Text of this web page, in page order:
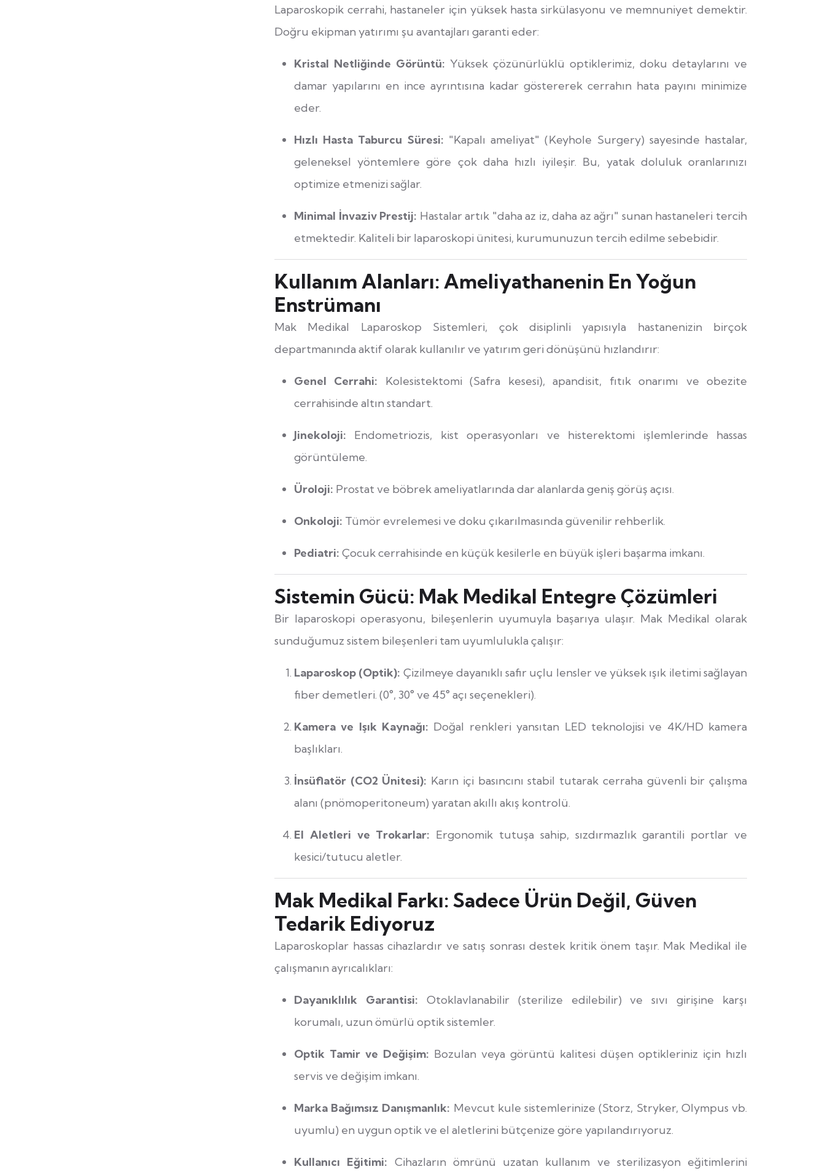
Laparoskopik cerrahi, hastaneler için yüksek hasta sirkülasyonu ve memnuniyet demektir.
Doğru ekipman yatırımı şu avantajları garanti eder:
Kristal Netliğinde Görüntü: Yüksek çözünürlüklü optiklerimiz, doku detaylarını ve
damar yapılarını en ince ayrıntısına kadar göstererek cerrahın hata payını minimize
eder.
Hızlı Hasta Taburcu Süresi: "Kapalı ameliyat" (Keyhole Surgery) sayesinde hastalar,
geleneksel yöntemlere göre çok daha hızlı iyileşir. Bu, yatak doluluk oranlarınızı
optimize etmenizi sağlar.
Minimal İnvaziv Prestij: Hastalar artık "daha az iz, daha az ağrı" sunan hastaneleri tercih
etmektedir. Kaliteli bir laparoskopi ünitesi, kurumunuzun tercih edilme sebebidir.
Kullanım Alanları: Ameliyathanenin En Yoğun
Enstrümanı
Mak Medikal Laparoskop Sistemleri, çok disiplinli yapısıyla hastanenizin birçok
departmanında aktif olarak kullanılır ve yatırım geri dönüşünü hızlandırır:
Genel Cerrahi: Kolesistektomi (Safra kesesi), apandisit, fıtık onarımı ve obezite
cerrahisinde altın standart.
Jinekoloji: Endometriozis, kist operasyonları ve histerektomi işlemlerinde hassas
görüntüleme.
Üroloji: Prostat ve böbrek ameliyatlarında dar alanlarda geniş görüş açısı.
Onkoloji: Tümör evrelemesi ve doku çıkarılmasında güvenilir rehberlik.
Pediatri: Çocuk cerrahisinde en küçük kesilerle en büyük işleri başarma imkanı.
Sistemin Gücü: Mak Medikal Entegre Çözümleri
Bir laparoskopi operasyonu, bileşenlerin uyumuyla başarıya ulaşır. Mak Medikal olarak
sunduğumuz sistem bileşenleri tam uyumlulukla çalışır:
Laparoskop (Optik): Çizilmeye dayanıklı safir uçlu lensler ve yüksek ışık iletimi sağlayan
fiber demetleri. (0°, 30° ve 45° açı seçenekleri).
Kamera ve Işık Kaynağı: Doğal renkleri yansıtan LED teknolojisi ve 4K/HD kamera
başlıkları.
İnsüflatör (CO2 Ünitesi): Karın içi basıncını stabil tutarak cerraha güvenli bir çalışma
alanı (pnömoperitoneum) yaratan akıllı akış kontrolü.
El Aletleri ve Trokarlar: Ergonomik tutuşa sahip, sızdırmazlık garantili portlar ve
kesici/tutucu aletler.
Mak Medikal Farkı: Sadece Ürün Değil, Güven
Tedarik Ediyoruz
Laparoskoplar hassas cihazlardır ve satış sonrası destek kritik önem taşır. Mak Medikal ile
çalışmanın ayrıcalıkları:
Dayanıklılık Garantisi: Otoklavlanabilir (sterilize edilebilir) ve sıvı girişine karşı
korumalı, uzun ömürlü optik sistemler.
Optik Tamir ve Değişim: Bozulan veya görüntü kalitesi düşen optikleriniz için hızlı
servis ve değişim imkanı.
Marka Bağımsız Danışmanlık: Mevcut kule sistemlerinize (Storz, Stryker, Olympus vb.
uyumlu) en uygun optik ve el aletlerini bütçenize göre yapılandırıyoruz.
Kullanıcı Eğitimi: Cihazların ömrünü uzatan kullanım ve sterilizasyon eğitimlerini